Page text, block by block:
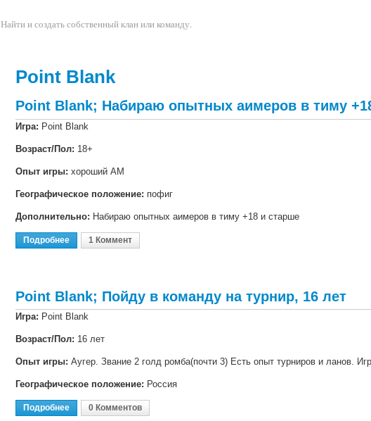
Найти и создать собственный клан или команду.
Point Blank
Point Blank; Набираю опытных аимеров в тиму
Игра: Point Blank
Возраст/Пол: 18+
Опыт игры: хороший АМ
Географическое положение: пофиг
Дополнительно: Набираю опытных аимеров в тиму +18 и старше
Подробнее О Point Blank; Набираю Опытных Аимеров В Тиму +18 И Старше
1 Коммент
Point Blank; Пойду в команду на турнир, 16 лет
Игра: Point Blank
Возраст/Пол: 16 лет
Опыт игры: Аугер. Звание 2 голд ромба(почти 3) Есть опыт турниров и ланов.
Географическое положение: Россия
Подробнее О Point Blank; Пойду В Команду На Турнир, 16 Лет
0 Комментов